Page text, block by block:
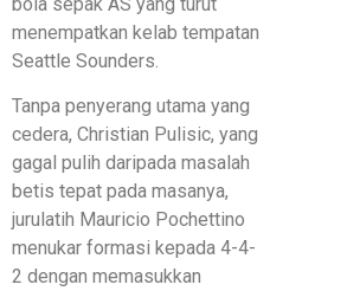
menempatkan kelab tempatan
Seattle Sounders.
Tanpa penyerang utama yang
cedera, Christian Pulisic, yang
gagal pulih daripada masalah
betis tepat pada masanya,
jurulatih Mauricio Pochettino
menukar formasi kepada 4-4-
2 dengan memasukkan